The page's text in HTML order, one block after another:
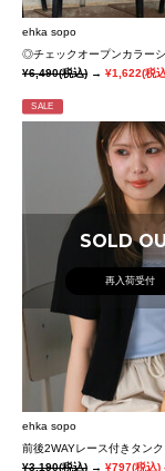
ehka sopo
◎チェックオープンカラー
¥6,490(税込) → ¥1,622(税
SALE
SOLD
再入荷受付
ehka sopo
前後2WAYレース付きタン
¥3,190(税込) → ¥797(税込)